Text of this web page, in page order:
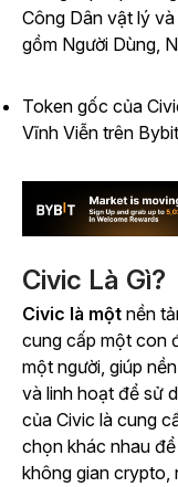
Công Dân vật lý
gồm Người Dùng,
Token gốc của
Vĩnh Viễn trên
Civic Là Gì?
Civic là một nền
cung cấp một con
một người, giúp
và linh hoạt để sử
của Civic là cung
chọn khác nhau
không gian crypto,